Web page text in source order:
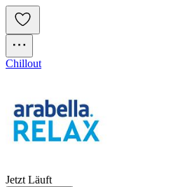
Chillout
Jetzt Läuft